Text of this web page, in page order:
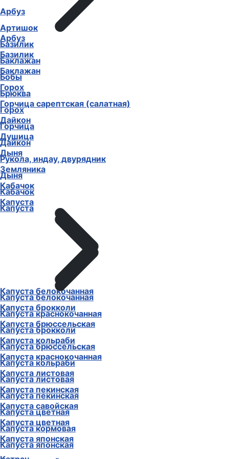
Арбуз
Базилик
Баклажан
Горох
Горчица сарептская (салатная)
Дайкон
Душица
Дыня
Земляника
Кабачок
Капуста
Капуста белокочанная
Капуста брокколи
Капуста брюссельская
Капуста кольраби
Капуста краснокочанная
Капуста листовая
Капуста пекинская
Капуста савойская
Капуста цветная
Капуста японская
Арбуз
Артишок
Базилик
Баклажан
Бобы
Брюква
Горох
Горчица
Дайкон
Рукола, индау, двурядник
Дыня
Кабачок
Капуста
Капуста белокочанная
Капуста краснокочанная
Капуста брокколи
Капуста брюссельская
Капуста кольраби
Капуста листовая
Капуста пекинская
Капуста цветная
Капуста кормовая
Капуста японская